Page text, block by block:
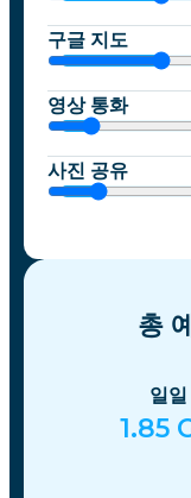
구글 지도
영상 통화
사진 공유
총
일일
1.85